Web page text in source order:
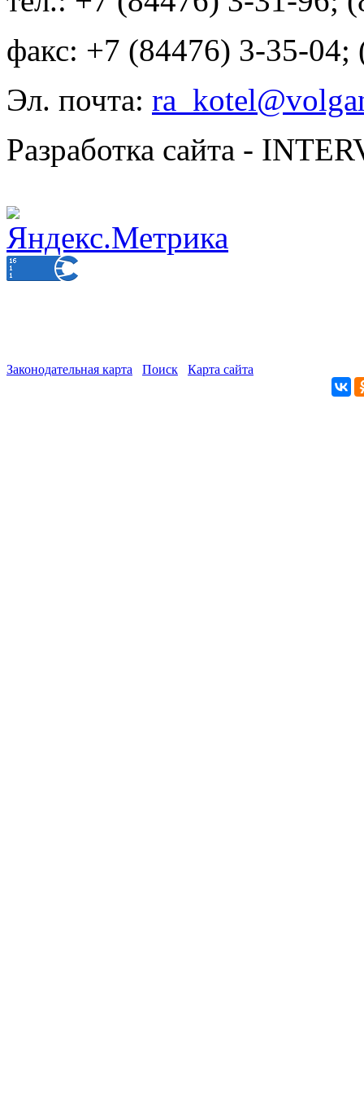
факс: +7 (84476) 3-35-04;
Эл. почта:
Разработка сайта -
Законодательная карта Поиск Карта сайта